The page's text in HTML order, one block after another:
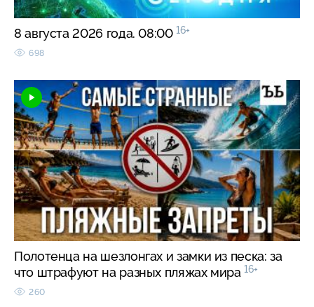
8 августа 2026 года. 08:00 16+
698
Полотенца на шезлонгах и замки из песка: за
что штрафуют на разных пляжах мира 16+
260